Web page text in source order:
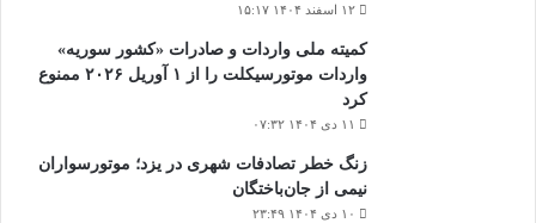
۱۲ اسفند ۱۴۰۴ ۱۵:۱۷
کمیته ملی واردات و صادرات «کشور سوریه»
واردات موتورسیکلت را از ۱ آوریل ۲۰۲۶ ممنوع
کرد
۱۱ دی ۱۴۰۴ ۰۷:۳۲
زنگ خطر تصادفات شهری در یزد؛ موتورسواران
نیمی از جان‌باختگان
۱۰ دی ۱۴۰۴ ۲۳:۴۹